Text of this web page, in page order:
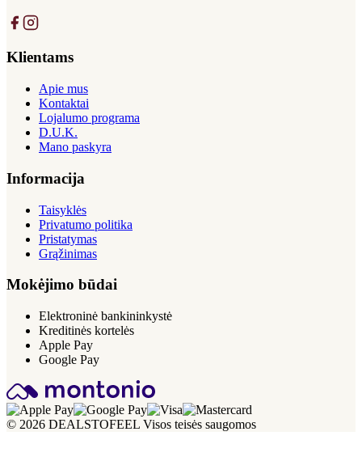
Klientams
Apie mus
Kontaktai
Lojalumo programa
D.U.K.
Mano paskyra
Informacija
Taisyklės
Privatumo politika
Pristatymas
Grąžinimas
Mokėjimo būdai
Elektroninė bankininkystė
Kreditinės kortelės
Apple Pay
Google Pay
© 2026 DEALSTOFEEL Visos teisės saugomos